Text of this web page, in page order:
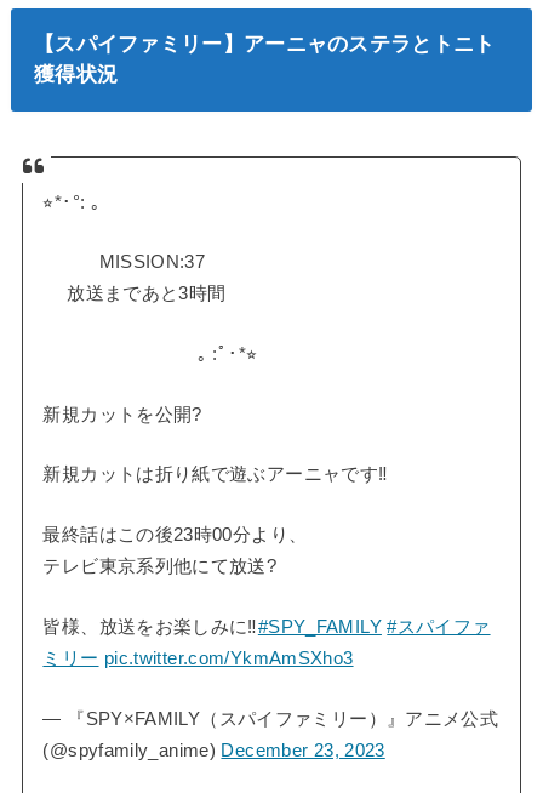
【スパイファミリー】アーニャのステラとトニト
獲得状況
⭐︎*･°: ｡
MISSION:37
放送まであと3時間
｡ :ﾟ･*⭐︎
新規カットを公開?
新規カットは折り紙で遊ぶアーニャです‼️
最終話はこの後23時00分より、
テレビ東京系列他にて放送?
皆様、放送をお楽しみに‼️#SPY_FAMILY #スパイファ
ミリー pic.twitter.com/YkmAmSXho3
— 『SPY×FAMILY（スパイファミリー）』アニメ公式
(@spyfamily_anime) December 23, 2023